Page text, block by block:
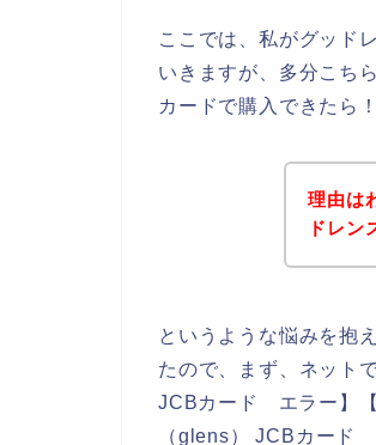
ここでは、私がグッド
いきますが、多分こち
カードで購入できたら
理由は
ドレン
というような悩みを抱
たので、まず、ネット
JCBカード エラー】
（glens） JCBカード